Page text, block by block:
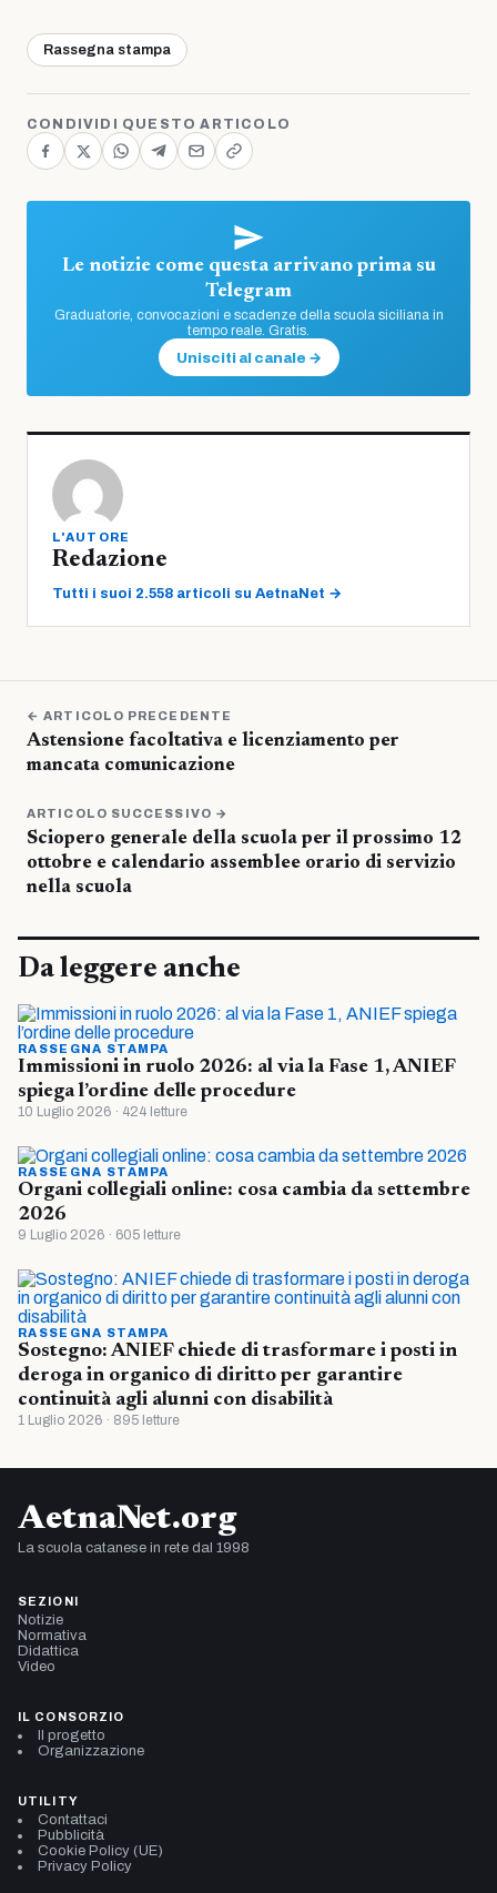
Rassegna stampa
CONDIVIDI QUESTO ARTICOLO
Le notizie come questa arrivano prima su
Telegram
Graduatorie, convocazioni e scadenze della scuola siciliana in
tempo reale. Gratis.
Unisciti al canale →
L'AUTORE
Redazione
Tutti i suoi 2.558 articoli su AetnaNet →
← ARTICOLO PRECEDENTE
Astensione facoltativa e licenziamento per
mancata comunicazione
ARTICOLO SUCCESSIVO →
Sciopero generale della scuola per il prossimo 12
ottobre e calendario assemblee orario di servizio
nella scuola
Da leggere anche
RASSEGNA STAMPA
Immissioni in ruolo 2026: al via la Fase 1, ANIEF
spiega l’ordine delle procedure
10 Luglio 2026 · 424 letture
RASSEGNA STAMPA
Organi collegiali online: cosa cambia da settembre
2026
9 Luglio 2026 · 605 letture
RASSEGNA STAMPA
Sostegno: ANIEF chiede di trasformare i posti in
deroga in organico di diritto per garantire
continuità agli alunni con disabilità
1 Luglio 2026 · 895 letture
AetnaNet.org
La scuola catanese in rete dal 1998
SEZIONI
Notizie
Normativa
Didattica
Video
IL CONSORZIO
Il progetto
Organizzazione
UTILITY
Contattaci
Pubblicità
Cookie Policy (UE)
Privacy Policy